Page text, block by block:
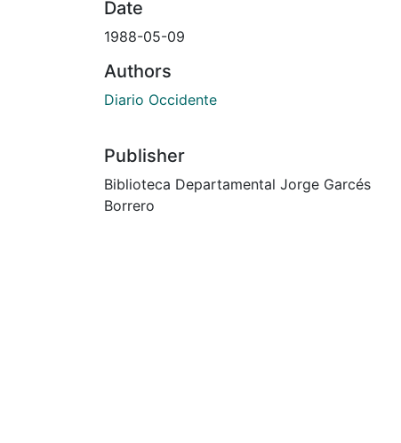
Date
1988-05-09
Authors
Diario Occidente
Publisher
Biblioteca Departamental Jorge Garcés
Borrero